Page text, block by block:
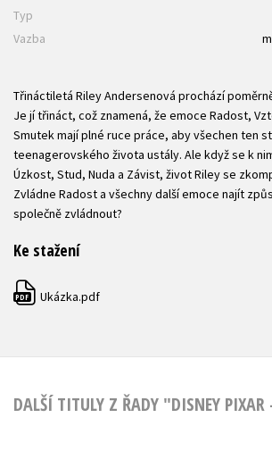
Typ
Vazba
Třináctiletá Riley Andersenová prochází
Je jí třináct, což znamená, že emoce Radost,
Smutek mají plné ruce práce, aby všechen ten
teenagerovského života ustály. Ale když se k
Úzkost, Stud, Nuda a Závist, život Riley se
Zvládne Radost a všechny další emoce najít
společně zvládnout?
Ke stažení
PDF Ukázka.pdf
DALŠÍ TITULY Z ŘADY "DISNEY